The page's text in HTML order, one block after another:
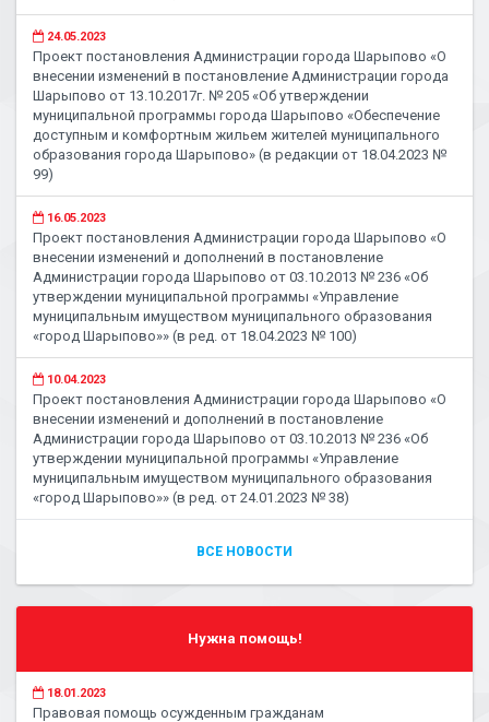
24.05.2023
Проект постановления Администрации города Шарыпово «О
внесении изменений в постановление Администрации города
Шарыпово от 13.10.2017г. № 205 «Об утверждении
муниципальной программы города Шарыпово «Обеспечение
доступным и комфортным жильем жителей муниципального
образования города Шарыпово» (в редакции от 18.04.2023 №
99)
16.05.2023
Проект постановления Администрации города Шарыпово «О
внесении изменений и дополнений в постановление
Администрации города Шарыпово от 03.10.2013 № 236 «Об
утверждении муниципальной программы «Управление
муниципальным имуществом муниципального образования
«город Шарыпово»» (в ред. от 18.04.2023 № 100)
10.04.2023
Проект постановления Администрации города Шарыпово «О
внесении изменений и дополнений в постановление
Администрации города Шарыпово от 03.10.2013 № 236 «Об
утверждении муниципальной программы «Управление
муниципальным имуществом муниципального образования
«город Шарыпово»» (в ред. от 24.01.2023 № 38)
ВСЕ НОВОСТИ
Нужна помощь!
18.01.2023
Правовая помощь осужденным гражданам